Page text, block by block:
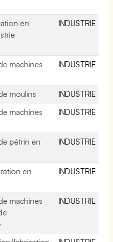
en
INDUSTRIE
machines
INDUSTRIE
moulins
INDUSTRIE
machines
INDUSTRIE
pétrin en
INDUSTRIE
en
INDUSTRIE
machines
INDUSTRIE